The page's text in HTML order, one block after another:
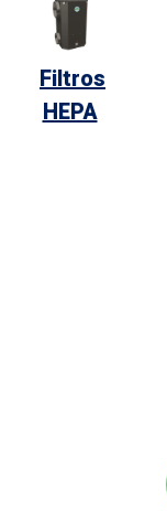
Filtros
HEPA